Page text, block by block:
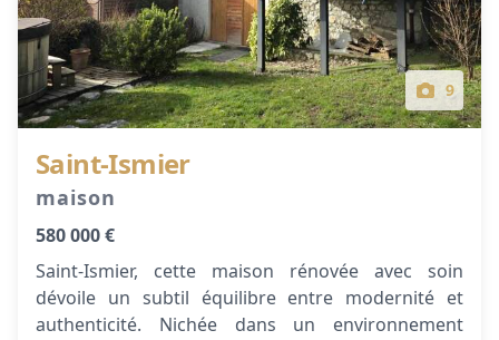
9
Saint-Ismier
maison
580 000 €
Saint-Ismier, cette maison rénovée avec soin
dévoile un subtil équilibre entre modernité et
authenticité. Nichée dans un environnement